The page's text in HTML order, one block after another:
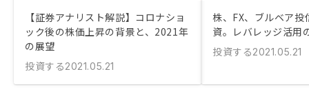
【証券アナリスト解説】コロナショ
ック後の株価上昇の背景と、2021年
の展望
投資する2021.05.21
株、FX、ブルベア投
資。レバレッジ活用
投資する2021.05.21